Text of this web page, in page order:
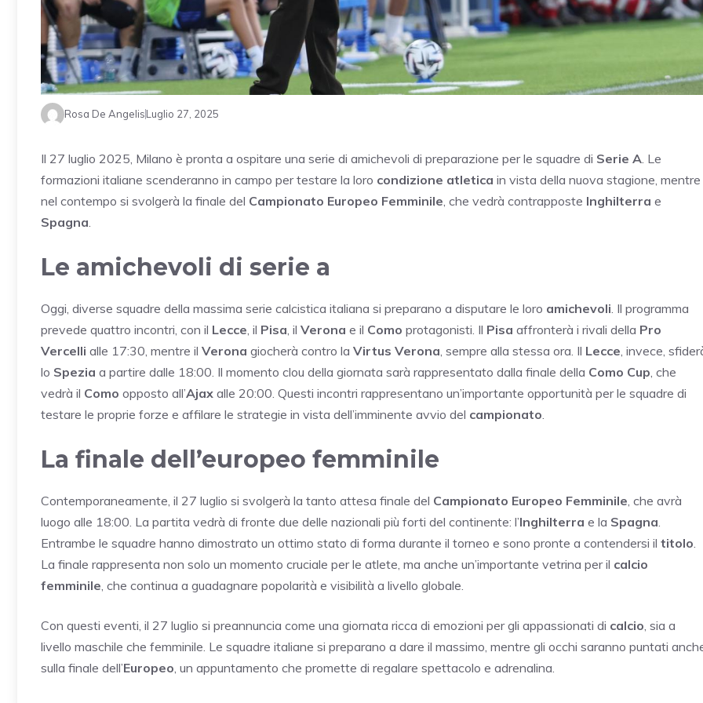
Rosa De AngelisLuglio 27, 2025
Il 27 luglio 2025, Milano è pronta a ospitare una serie di amichevoli di preparazione per le squadre di Serie A . Le
formazioni italiane scenderanno in campo per testare la loro condizione atletica in vista della nuova stagione, mentre
nel contempo si svolgerà la finale del Campionato Europeo Femminile , che vedrà contrapposte Inghilterra e
Spagna
Le amichevoli di serie a
Oggi, diverse squadre della massima serie calcistica italiana si preparano a disputare le loro amichevoli . Il programma
prevede quattro incontri, con il Lecce , il Pisa , il Verona e il Como protagonisti. Il Pisa affronterà i rivali della Pro
Vercelli alle 17:30, mentre il Verona giocherà contro la Virtus Verona , sempre alla stessa ora. Il Lecce , invece,
lo Spezia a partire dalle 18:00. Il momento clou della giornata sarà rappresentato dalla finale della Como Cup , che
vedrà il Como opposto all’Ajax alle 20:00. Questi incontri rappresentano un’importante opportunità per le squadre di
testare le proprie forze e affilare le strategie in vista dell’imminente avvio del campionato
La finale dell’europeo femminile
Contemporaneamente, il 27 luglio si svolgerà la tanto attesa finale del Campionato Europeo Femminile , che avrà
luogo alle 18:00. La partita vedrà di fronte due delle nazionali più forti del continente: l’Inghilterra e la Spagna
Entrambe le squadre hanno dimostrato un ottimo stato di forma durante il torneo e sono pronte a contendersi il titolo
La finale rappresenta non solo un momento cruciale per le atlete, ma anche un’importante vetrina per il calcio
femminile , che continua a guadagnare popolarità e visibilità a livello globale.
Con questi eventi, il 27 luglio si preannuncia come una giornata ricca di emozioni per gli appassionati di calcio , sia a
livello maschile che femminile. Le squadre italiane si preparano a dare il massimo, mentre gli occhi saranno puntati
sulla finale dell’Europeo , un appuntamento che promette di regalare spettacolo e adrenalina.